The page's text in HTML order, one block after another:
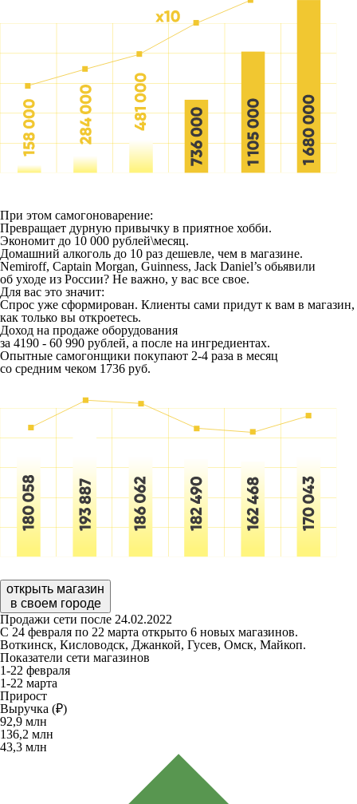
При этом самогоноварение:
Превращает дурную привычку в приятное хобби.
Экономит до 10 000 рублей\месяц.
Домашний алкоголь до 10 раз дешевле, чем в магазине.
Nemiroff, Captain Morgan, Guinness, Jack Daniel’s обьявили
об уходе из России? Не важно, у вас все свое.
Для вас это значит:
Спрос уже сформирован. Клиенты сами придут к вам в магазин,
как только вы откроетесь.
Доход на продаже оборудования
за 4190 - 60 990 рублей, а после на ингредиентах.
Опытные самогонщики покупают 2-4 раза в месяц
со средним чеком 1736 руб.
открыть магазин
в своем городе
Продажи сети после 24.02.2022
С 24 февраля по 22 марта открыто 6 новых магазинов.
Воткинск, Кисловодск, Джанкой, Гусев, Омск, Майкоп.
Показатели сети магазинов
1-22 февраля
1-22 марта
Прирост
Выручка (₽)
92,9 млн
136,2 млн
43,3 млн